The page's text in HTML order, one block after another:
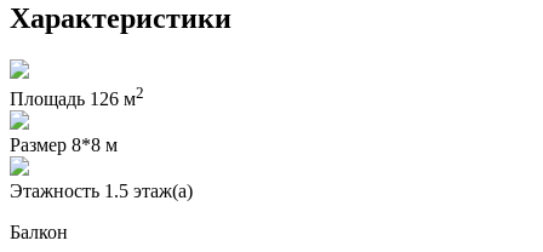
Характеристики
Площадь 126 м2
Размер 8*8 м
Этажность 1.5 этаж(а)
Балкон